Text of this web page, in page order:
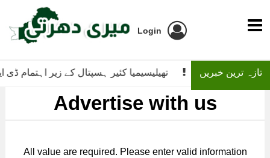
Login
تھیلیسیمیا کئیر ہسپتال کے زیر اہتمام ای روزگار ٹریننگ پروگرام کے لیے داخلے جاری تازہ ترین خبریں
Advertise with us
All value are required. Please enter valid information